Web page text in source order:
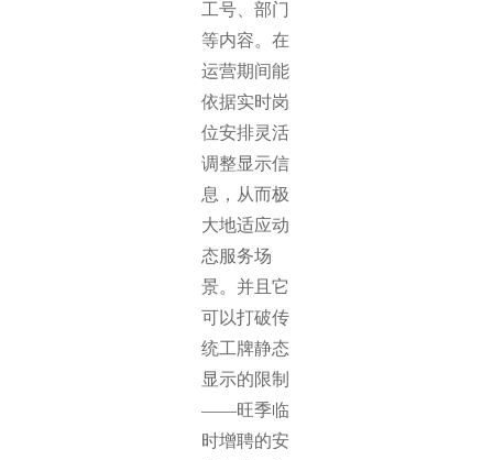
工号、部门
等内容。在
运营期间能
依据实时岗
位安排灵活
调整显示信
息，从而极
大地适应动
态服务场
景。并且它
可以打破传
统工牌静态
显示的限制
——旺季临
时增聘的安